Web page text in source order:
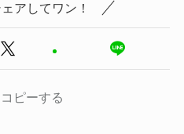
アしてワン！
ピーする